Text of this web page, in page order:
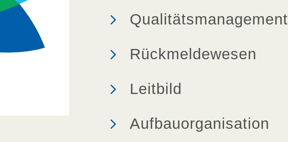
5 Qualitätsmanagement
5 Rückmeldewesen
5 Leitbild
5 Aufbauorganisation